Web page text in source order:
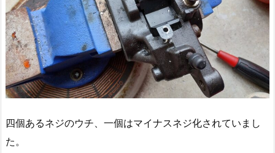
四個あるネジのウチ、一個はマイナスネジ化されていまし
た。